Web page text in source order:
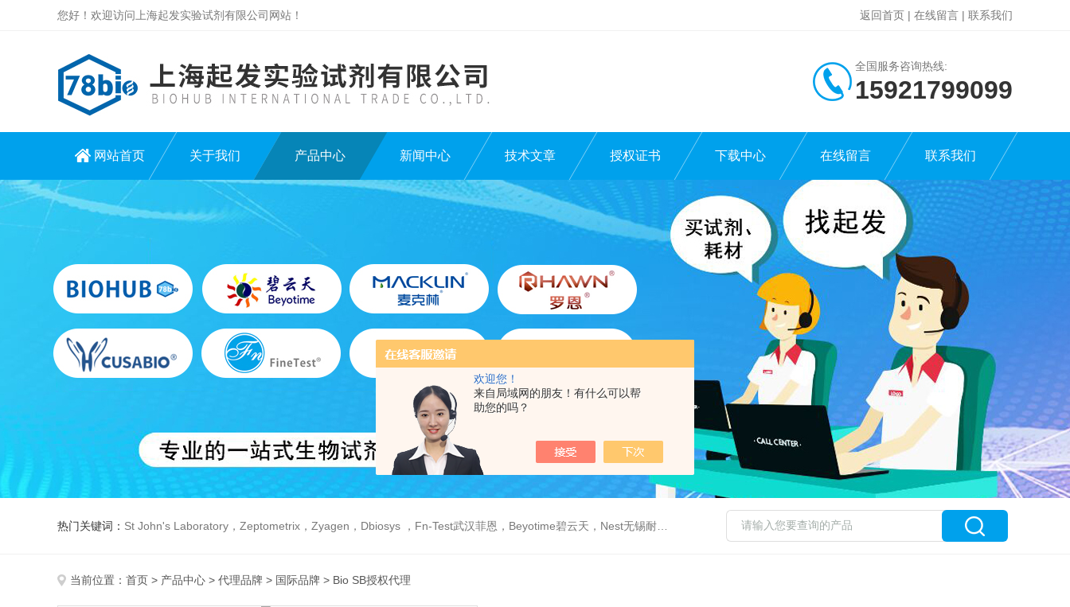
欢迎您！
来自局域网的朋友！有什么可以帮
助您的吗？
您好！欢迎访问上海起发实验试剂有限公司网站！ 返回首页 | 在线留言 | 联系我们
全国服务咨询热线:
15921799099
网站首页 关于我们 产品中心 新闻中心 技术文章 授权证书 下载中心 在线留言 联系我们
热门关键词： St John's Laboratory，Zeptometrix，Zyagen，Dbiosys ，Fn-Test武汉菲恩，Beyotime碧云天，Nest无锡耐思，Elabscience伊莱瑞特，Macklin麦克林生物，Cobioer科佰生物
当前位置： 首页 > 产品中心 > 代理品牌 > 国际品牌 > Bio SB授权代理